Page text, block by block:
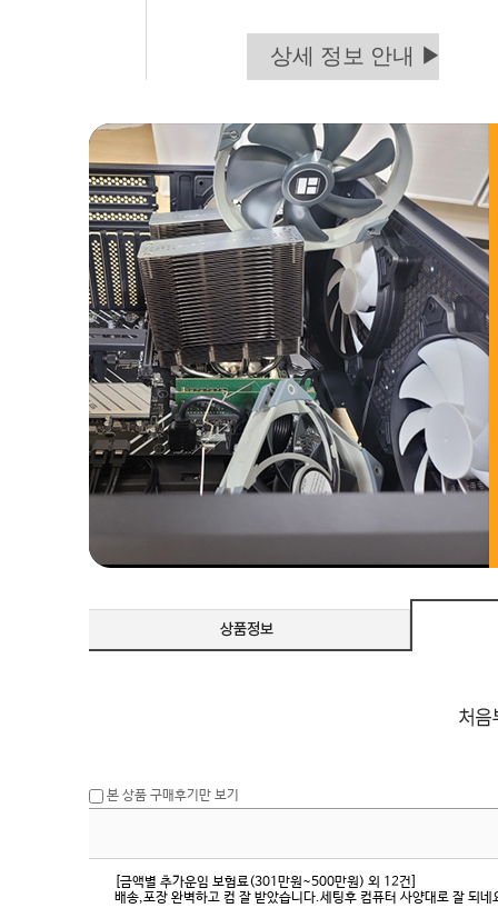
상세 정보 안내 ▶
본 상품 구매후기만 보기
[금액별 추가운임 보험료(301만원~500만원) 외 12건]
배송,포장 완벽하고 컴 잘 받았습니다.세팅후 컴퓨터 사양대로 잘 되